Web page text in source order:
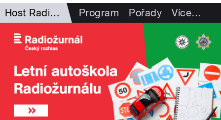
Host Radiožurnálu Program Pořady Více…